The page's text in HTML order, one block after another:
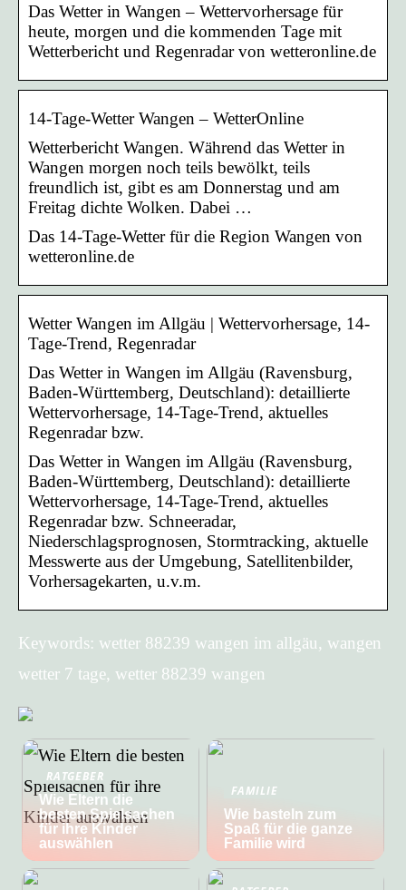
Das Wetter in Wangen – Wettervorhersage für
heute, morgen und die kommenden Tage mit
Wetterbericht und Regenradar von wetteronline.de
14-Tage-Wetter Wangen – WetterOnline
Wetterbericht Wangen. Während das Wetter in
Wangen morgen noch teils bewölkt, teils
freundlich ist, gibt es am Donnerstag und am
Freitag dichte Wolken. Dabei …
Das 14-Tage-Wetter für die Region Wangen von
wetteronline.de
Wetter Wangen im Allgäu | Wettervorhersage, 14-
Tage-Trend, Regenradar
Das Wetter in Wangen im Allgäu (Ravensburg,
Baden-Württemberg, Deutschland): detaillierte
Wettervorhersage, 14-Tage-Trend, aktuelles
Regenradar bzw.
Das Wetter in Wangen im Allgäu (Ravensburg,
Baden-Württemberg, Deutschland): detaillierte
Wettervorhersage, 14-Tage-Trend, aktuelles
Regenradar bzw. Schneeradar,
Niederschlagsprognosen, Stormtracking, aktuelle
Messwerte aus der Umgebung, Satellitenbilder,
Vorhersagekarten, u.v.m.
Keywords: wetter 88239 wangen im allgäu, wangen
wetter 7 tage, wetter 88239 wangen
RATGEBER
Wie Eltern die
besten Spielsachen
für ihre Kinder
auswählen
FAMILIE
Wie basteln zum
Spaß für die ganze
Familie wird